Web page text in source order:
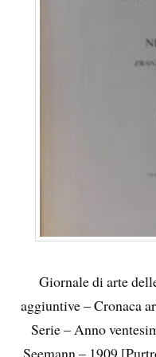
Giornale di arte
aggiuntive – Cronaca
Serie – Anno
Seemann – 1909